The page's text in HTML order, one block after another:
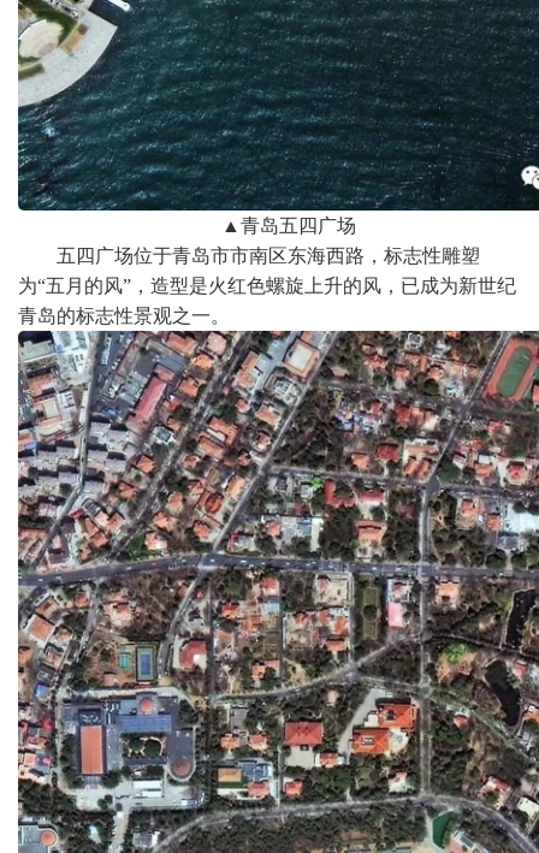
▲ 青岛五四广场
五四广场位于青岛市市南区东海西路，标志性雕塑
为“五月的风”，造型是火红色螺旋上升的风，已成为新世纪
青岛的标志性景观之一。